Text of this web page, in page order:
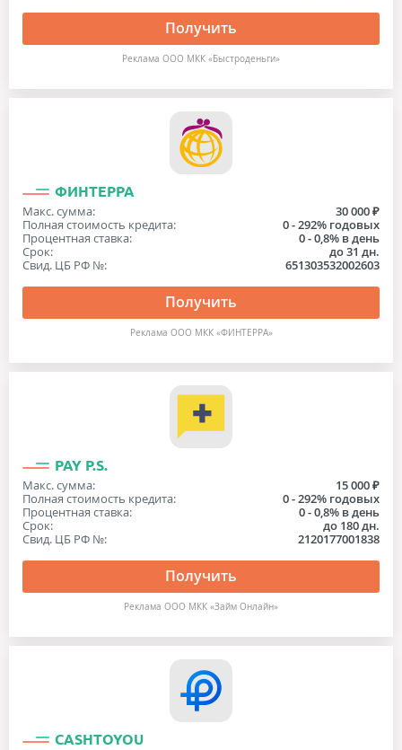
Получить
Реклама ООО МКК «Быстроденьги»
ФИНТЕРРА
Макс. сумма:
30 000 ₽
Полная стоимость кредита:
0 - 292% годовых
Процентная ставка:
0 - 0,8% в день
Срок:
до 31 дн.
Свид. ЦБ РФ №:
651303532002603
Получить
Реклама ООО МКК «ФИНТЕРРА»
PAY P.S.
Макс. сумма:
15 000 ₽
Полная стоимость кредита:
0 - 292% годовых
Процентная ставка:
0 - 0,8% в день
Срок:
до 180 дн.
Свид. ЦБ РФ №:
2120177001838
Получить
Реклама ООО МКК «Займ Онлайн»
CASHTOYOU